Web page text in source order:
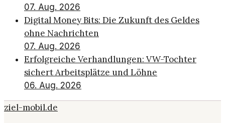
07. Aug. 2026
Digital Money Bits: Die Zukunft des Geldes
ohne Nachrichten
07. Aug. 2026
Erfolgreiche Verhandlungen: VW-Tochter
sichert Arbeitsplätze und Löhne
06. Aug. 2026
ziel-mobil.de